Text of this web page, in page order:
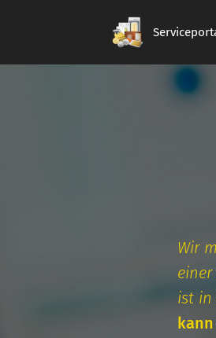
Wir
ist in